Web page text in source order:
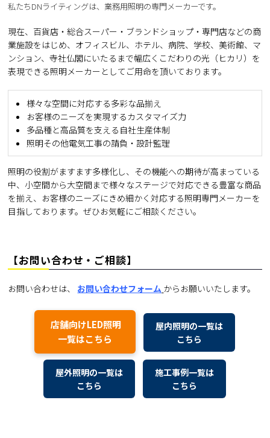
私たちDNライティングは、業務用照明の専門メーカーです。
現在、百貨店・総合スーパー・ブランドショップ・専門店などの商
業施設をはじめ、オフィスビル、ホテル、病院、学校、美術館、マ
ンション、寺社仏閣にいたるまで幅広くこだわりの光（ヒカリ）を
表現できる照明メーカーとしてご用命を頂いております。
様々な空間に対応する多彩な品揃え
お客様のニーズを実現するカスタマイズ力
多品種と高品質を支える自社生産体制
照明その他電気工事の請負・設計監理
照明の役割がますます多様化し、その機能への期待が高まっている
中、小空間から大空間まで様々なステージで対応できる豊富な商品
を揃え、お客様のニーズにきめ細かく対応する照明専門メーカーを
目指しております。ぜひお気軽にご相談ください。
【お問い合わせ・ご相談】
お問い合わせは、 お問い合わせフォーム からお願いいたします。
店舗向けLED照明
一覧はこちら
屋内照明の一覧は
こちら
屋外照明の一覧は
こちら
施工事例一覧は
こちら